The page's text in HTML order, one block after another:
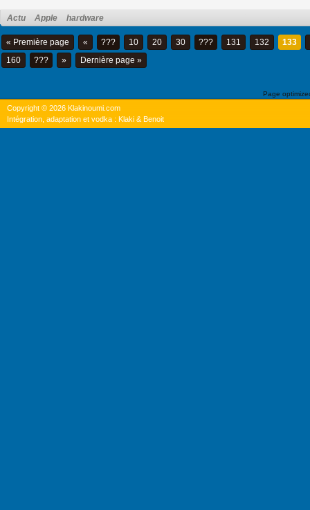
Actu Apple hardware
« Première page « ??? 10 20 30 ??? 131 132
133
160
??? » Dernière page »
Page
Copyright © 2026 Klakinoumi.com
Intégration, adaptation et vodka : Klaki & Benoit